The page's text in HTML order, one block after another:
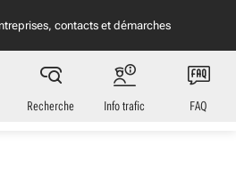
contacts et démarches
Aquitaine
Recherche Info trafic FAQ